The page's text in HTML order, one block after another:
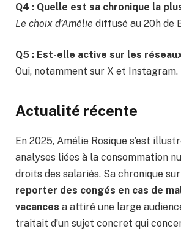
Q4 : Quelle est sa chronique la
Le choix d’Amélie diffusé au 20h de
Q5 : Est-elle active sur les
Oui, notamment sur X et Instagram.
Actualité récente
En 2025, Amélie Rosique s’est
analyses liées à la consommation
droits des salariés. Sa chronique
reporter des congés en cas de
vacances a attiré une large
traitait d’un sujet concret qui